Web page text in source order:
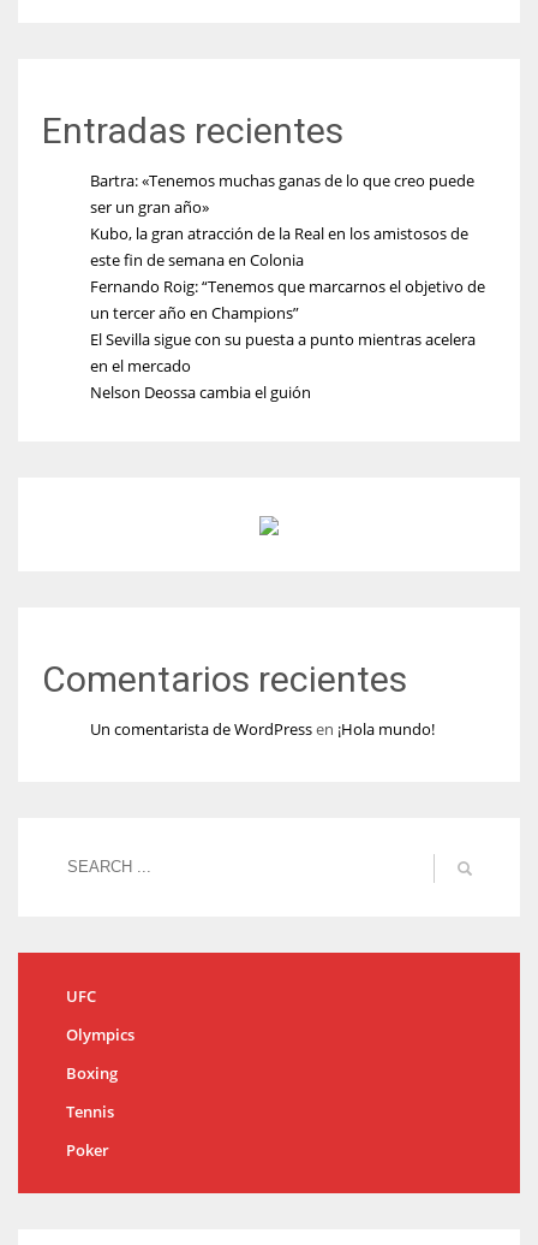
Entradas recientes
Bartra: «Tenemos muchas ganas de lo que creo puede
ser un gran año»
Kubo, la gran atracción de la Real en los amistosos de
este fin de semana en Colonia
Fernando Roig: “Tenemos que marcarnos el objetivo de
un tercer año en Champions”
El Sevilla sigue con su puesta a punto mientras acelera
en el mercado
Nelson Deossa cambia el guión
Comentarios recientes
Un comentarista de WordPressen ¡Hola mundo!
UFC
Olympics
Boxing
Tennis
Poker